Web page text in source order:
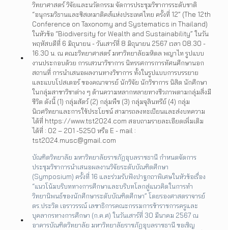
วิทยาศาสตร์ วิจัยและนวัตกรรม จัดการประชุมวิชาการระดับชาติ
“อนุกรมวิธานและซิสเทมาติคส์แห่งประเทศไทย ครั้งที่ 12” (The 12th
Conference on Taxonomy and Systematics in Thailand)
ในหัวข้อ “Biodiversity for Wealth and Sustainability” ในวัน
พฤหัสบดีที่ 6 มิถุนายน - วันเสาร์ที่ 8 มิถุนายน 2567 เวลา 08.30 -
16.30 น. ณ คณะวิทยาศาสตร์ มหาวิทยาลัยมหิดล พญาไท รูปแบบ
งานประกอบด้วย การเสวนาวิชาการ นิทรรศการการทัศนศึกษานอก
สถานที่ การนำเสนอผลงานทางวิชาการ ทั้งในรูปแบบการบรรยาย
และแบบโปสเตอร์ ของคณาจารย์ นักวิจัย นักวิชาการ นิสิต นักศึกษา
ในกลุ่มสาขาวิชาต่าง ๆ ด้านความหลากหลายทางชีวภาพตามกลุ่มสิ่งมี
ชีวิต ดังนี้ (1) กลุ่มสัตว์ (2) กลุ่มพืช (3) กลุ่มจุลินทรีย์ (4) กลุ่ม
นิเวศวิทยาและการใช้ประโยชน์ สามารถลงทะเบียนและส่งบทความ
ได้ที่ https://www.tst2024.com สอบถามรายละเอียดเพิ่มเติม
ได้ที่ : 02 – 201 -5250 หรือ E - mail :
tst2024.musc@gmail.com
บัณฑิตวิทยาลัย มหาวิทยาลัยราชภัฏอุบลราชธานี กำหนดจัดการ
ประชุมวิชาการนำเสนอผลงานวิจัยระดับบัณฑิตศึกษา
(Symposium) ครั้งที่ 16 และร่วมรับฟังปาฐกถาพิเศษในหัวข้อเรื่อง
“แนวโน้มบริบททางการศึกษาและบริบทโลกสู่แนวคิดในการทำ
วิทยานิพนธ์ของนักศึกษาระดับบัณฑิตศึกษา” โดยรองศาสตราจารย์
ดร.ประวิต เอราวรรณ์ เลขาธิการคณะกรรมการข้าราชการครูและ
บุคลากรทางการศึกษา (ก.ค.ศ) ในวันเสาร์ที่ 30 มีนาคม 2567 ณ
อาคารบัณฑิตวิทยาลัย มหาวิทยาลัยราชภัฏอุบลราชธานี ขอเชิญ